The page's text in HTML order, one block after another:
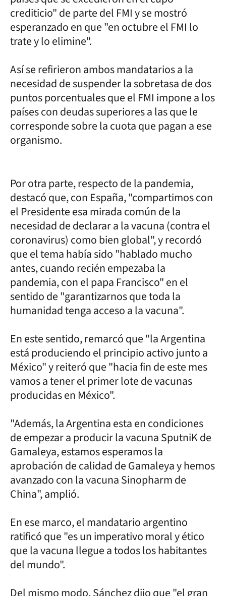
crediticio" de parte del FMI y se mostró
esperanzado en que "en octubre el FMI lo
trate y lo elimine".
Así se refirieron ambos mandatarios a la
necesidad de suspender la sobretasa de dos
puntos porcentuales que el FMI impone a los
países con deudas superiores a las que le
corresponde sobre la cuota que pagan a ese
organismo.
Por otra parte, respecto de la pandemia,
destacó que, con España, "compartimos con
el Presidente esa mirada común de la
necesidad de declarar a la vacuna (contra el
coronavirus) como bien global", y recordó
que el tema había sido "hablado mucho
antes, cuando recién empezaba la
pandemia, con el papa Francisco" en el
sentido de "garantizarnos que toda la
humanidad tenga acceso a la vacuna".
En este sentido, remarcó que "la Argentina
está produciendo el principio activo junto a
México" y reiteró que "hacia fin de este mes
vamos a tener el primer lote de vacunas
producidas en México".
"Además, la Argentina esta en condiciones
de empezar a producir la vacuna SputniK de
Gamaleya, estamos esperamos la
aprobación de calidad de Gamaleya y hemos
avanzado con la vacuna Sinopharm de
China", amplió.
En ese marco, el mandatario argentino
ratificó que "es un imperativo moral y ético
que la vacuna llegue a todos los habitantes
del mundo".